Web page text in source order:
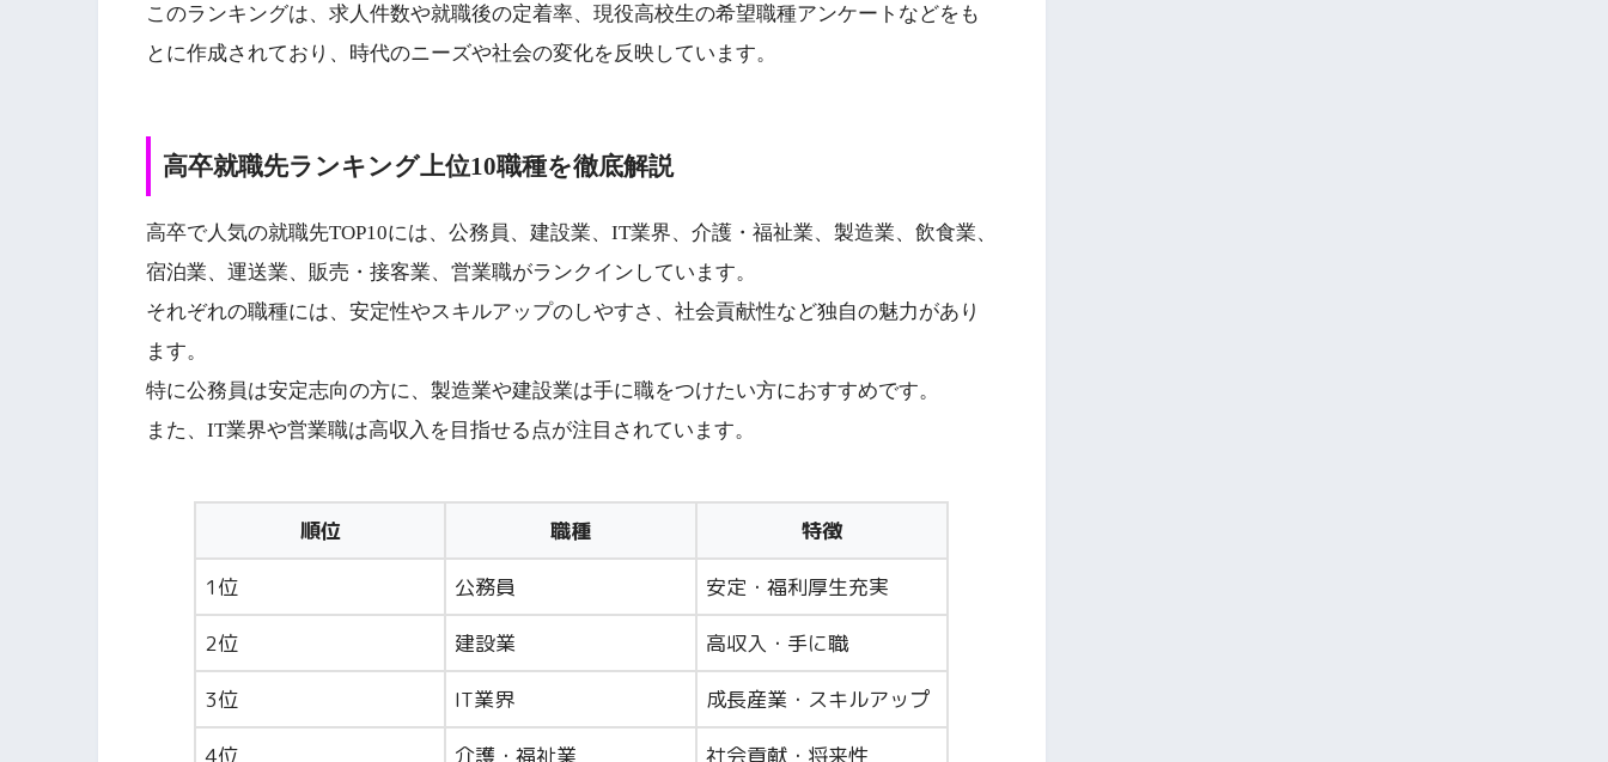
このランキングは、求人件数や就職後の定着率、現役高校生の希望職種アンケートなどをも
とに作成されており、時代のニーズや社会の変化を反映しています。
高卒就職先ランキング上位10職種を徹底解説
高卒で人気の就職先TOP10には、公務員、建設業、IT業界、介護・福祉業、製造業、飲食業、
宿泊業、運送業、販売・接客業、営業職がランクインしています。
それぞれの職種には、安定性やスキルアップのしやすさ、社会貢献性など独自の魅力があり
ます。
特に公務員は安定志向の方に、製造業や建設業は手に職をつけたい方におすすめです。
また、IT業界や営業職は高収入を目指せる点が注目されています。
順位 職種 特徴
1位 公務員 安定・福利厚生充実
2位 建設業 高収入・手に職
3位 IT業界 成長産業・スキルアップ
4位 介護・福祉業 社会貢献・将来性